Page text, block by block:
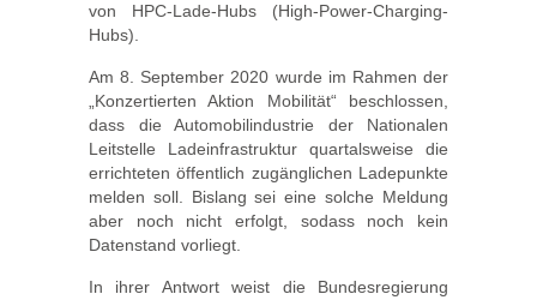
von HPC-Lade-Hubs (High-Power-Charging-
Hubs).
Am 8. September 2020 wurde im Rahmen der
„Konzertierten Aktion Mobilität“ beschlossen,
dass die Automobilindustrie der Nationalen
Leitstelle Ladeinfrastruktur quartalsweise die
errichteten öffentlich zugänglichen Ladepunkte
melden soll. Bislang sei eine solche Meldung
aber noch nicht erfolgt, sodass noch kein
Datenstand vorliegt.
In ihrer Antwort weist die Bundesregierung